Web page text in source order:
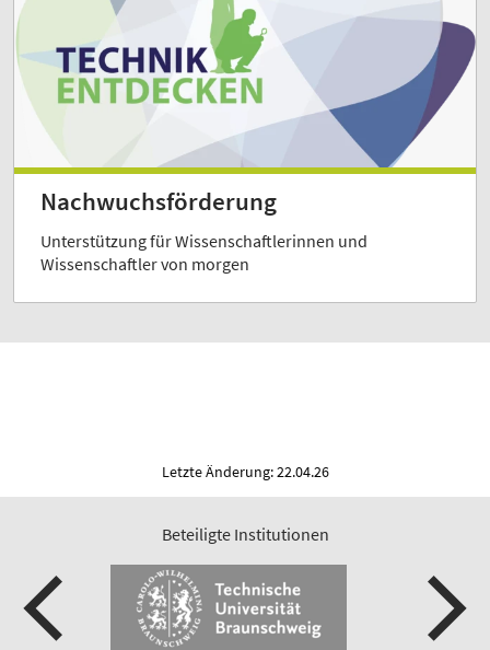
Nachwuchsförderung
Unterstützung für Wissenschaftlerinnen und
Wissenschaftler von morgen
Letzte Änderung: 22.04.26
Beteiligte Institutionen